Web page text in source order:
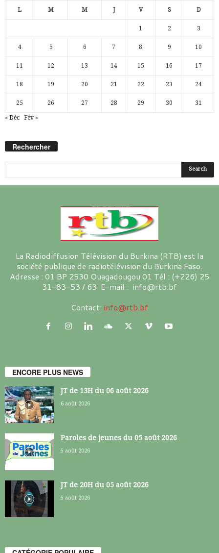
L M M J V S D
1 2 3
4 5 6 7 8 9 10
11 12 13 14 15 16 17
18 19 20 21 22 23 24
25 26 27 28 29 30 31
« Déc Fév »
Rechercher
La Radiodiffusion Télévision du Burkina (RTB) est la
société publique de radiotélévision du Burkina Faso.
Adresse : 01 BP 2530 Ouagadougou 01 Tél : (+226) 25
31-83-53 / 63 E-mail : info@rtb.bf
Contact: info@rtb.bf
ENCORE PLUS NEWS
JT de 13H du 06 août 2026
6 août 2026
Paroles de jeunes du 05 août 2026
5 août 2026
JT de 20H du 05 août 2026
5 août 2026